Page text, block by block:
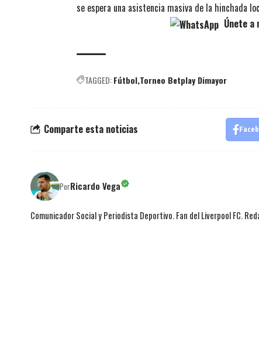
se espera una asistencia masiva de la hinchada
Únete a
TAGGED:Fútbol Torneo Betplay Dimayor
Comparte esta noticias
PorRicardo Vega
Comunicador Social y Periodista Deportivo. Fan del Liverpool FC.